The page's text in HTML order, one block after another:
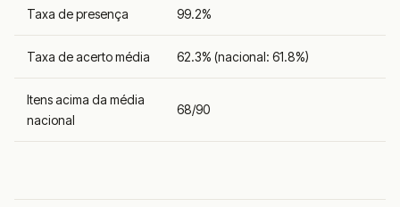
Taxa de presença 99.2%
Taxa de acerto média 62.3% (nacional: 61.8%)
Itens acima da média
nacional
68/90